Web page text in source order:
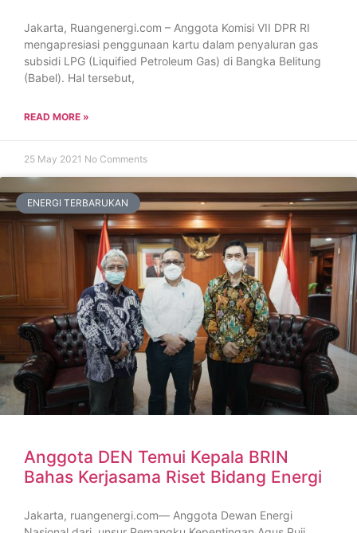
Jakarta, Ruangenergi.com – Anggota Komisi VII DPR RI
mengapresiasi penggunaan kartu dalam penyaluran gas
subsidi LPG (Liquified Petroleum Gas) di Bangka Belitung
(Babel). Hal tersebut,
READ MORE »
25 May 2021 No Comments
ENERGI TERBARUKAN
Anggota DEN Temui Kepala BRIN
Bahas Kerjasama Riset Bidang Energi
Jakarta, ruangenergi.com— Anggota Dewan Energi